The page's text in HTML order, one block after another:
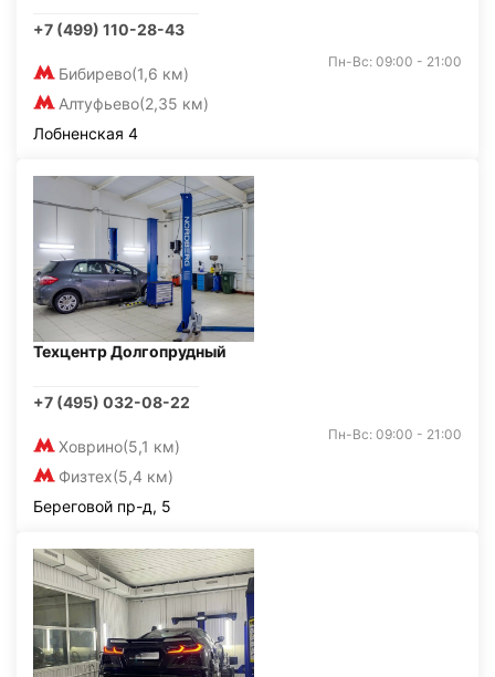
+7 (499) 110-28-43
Бибирево(1,6 км)
Алтуфьево(2,35 км)
Пн-Вс: 09:00 - 21:00
Лобненская 4
Техцентр Долгопрудный
+7 (495) 032-08-22
Ховрино(5,1 км)
Физтех(5,4 км)
Пн-Вс: 09:00 - 21:00
Береговой пр-д, 5